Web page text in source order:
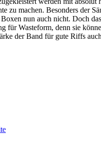
zu machen. Besonders der
nun auch nicht. Doch
für Wasteform, denn sie
der Band für gute Riffs